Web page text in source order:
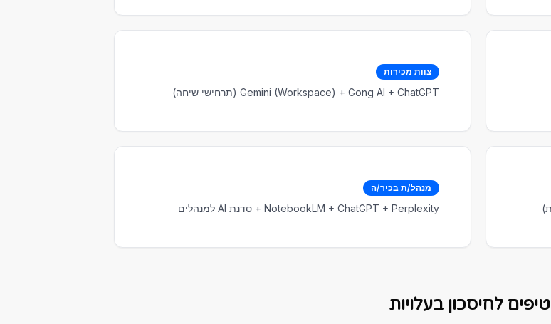
צוות מכירות
Gemini (Workspace) + Gong AI + ChatGPT (תרחישי שיחה)
מנהל/ת בכיר/ה
NotebookLM + ChatGPT + Perplexity + סדנת AI למנהלים
טיפים לחיסכון בעלויות